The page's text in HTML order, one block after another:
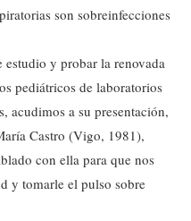
son sobreinfecciones
estudio y probar la renovada
pediátricos de laboratorios
acudimos a su presentación,
Castro (Vigo, 1981),
con ella para que nos
y tomarle el pulso sobre